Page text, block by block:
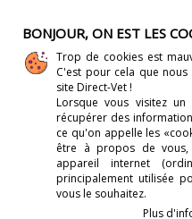
PARTAGE SOCIAL
. .
Copyright 2012-2026 Direct-
BONJOUR, ON EST LES
Trop de cookies est
C'est pour cela que
site Direct-Vet !
Lorsque vous visitez
récupérer des
ce qu'on appelle les
être à propos de
appareil internet
principalement utilisée
vous le souhaitez.
Plus